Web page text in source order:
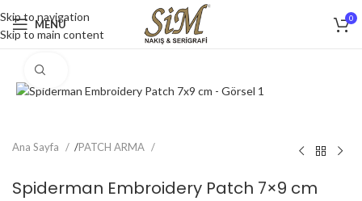
Skip to navigation
Skip to main content
MENU 0
Ana Sayfa /PATCH ARMA
Spiderman Embroidery Patch 7×9 cm